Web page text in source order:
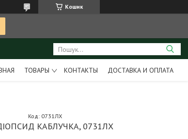
Кошик
ТОВАРЫ КОНТАКТЫ ДОСТАВКА И ОПЛАТА
КАБЛУЧКА, 0731ЛХ
Код: 0731ЛХ